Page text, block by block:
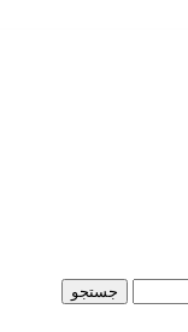
جستجو